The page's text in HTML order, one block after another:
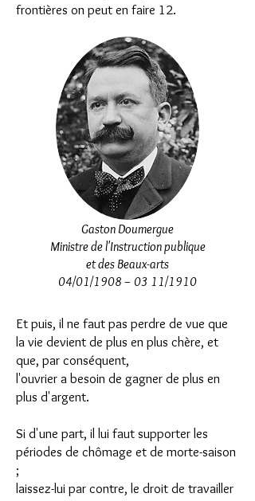
Gaston Doumergue
Ministre de l'Instruction publique
et des Beaux-arts
04/01/1908 – 03 11/1910
frontières on peut en faire 12.
Et puis, il ne faut pas perdre de vue que
la vie devient de plus en plus chère, et
que, par conséquent,
l'ouvrier a besoin de gagner de plus en
plus d'argent.
Si d'une part, il lui faut supporter les
périodes de chômage et de morte-saison
;
laissez-lui par contre, le droit de travailler